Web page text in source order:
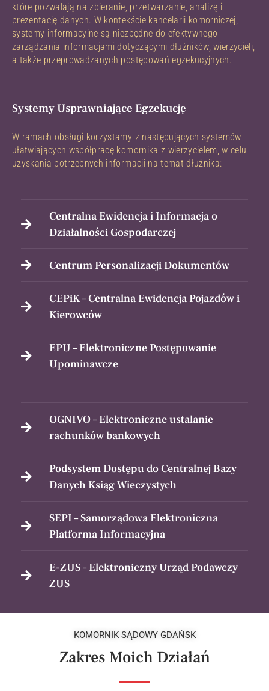
które pozwalają na zbieranie, przetwarzanie, analizę i
prezentację danych. W kontekście kancelarii komorniczej,
systemy informacyjne są niezbędne do efektywnego
zarządzania informacjami dotyczącymi dłużników, wierzycieli,
a także przeprowadzanych postępowań egzekucyjnych.
Systemy Usprawniające Egzekucję
W ramach obsługi korzystamy z następujących systemów
ułatwiających współpracę komornika z wierzycielem, w celu
uzyskania potrzebnych informacji na temat dłużnika:
Centralna Ewidencja i Informacja o
Działalności Gospodarczej
Centrum Personalizacji Dokumentów
CEPiK – Centralna Ewidencja Pojazdów i
Kierowców
EPU – Elektroniczne Postępowanie
Upominawcze
OGNIVO – Elektroniczne ustalanie
rachunków bankowych
Podsystem Dostępu do Centralnej Bazy
Danych Ksiąg Wieczystych
SEPI – Samorządowa Elektroniczna
Platforma Informacyjna
E-ZUS – Elektroniczny Urząd Podawczy
ZUS
KOMORNIK SĄDOWY GDAŃSK
Zakres Moich Działań